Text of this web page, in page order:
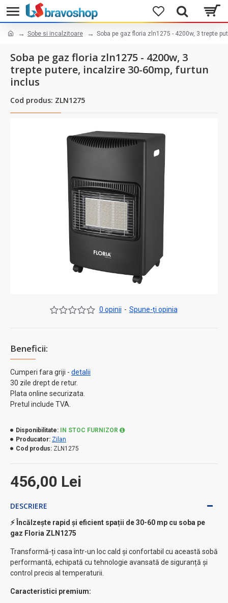
Sobe si incalzitoare Soba pe gaz floria zln1275 - 4200w, 3 trepte
Soba pe gaz floria zln1275 - 4200w, 3
trepte putere, incalzire 30-60mp, furtun
inclus
Cod produs: ZLN1275
Beneficii:
Cumperi fara griji - detalii
30 zile drept de retur.
Plata online securizata.
Pretul include TVA.
0 opinii - Spune-ţi opinia
456,00 Lei
Disponibilitate:
IN STOC FURNIZOR
Producator: Zilan
Cod produs: ZLN1275
DESCRIERE
⚡ Încălzește rapid și eficient spații de 30-60 mp cu soba pe
gaz Floria ZLN1275
Transformă-ți casa într-un loc cald și confortabil cu această sobă
performantă, echipată cu tehnologie avansată de siguranță și
control precis al temperaturii.
Caracteristici premium: